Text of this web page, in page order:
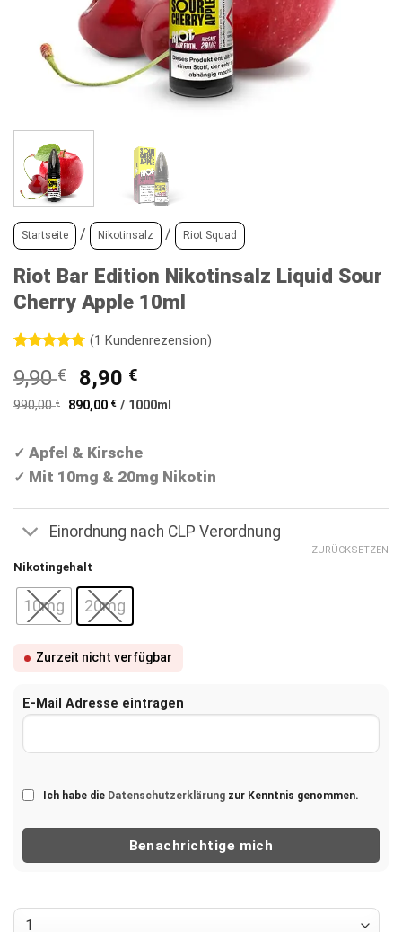
Startseite / Nikotinsalz / Riot Squad
Riot Bar Edition Nikotinsalz Liquid Sour
Cherry Apple 10ml
mit5von
5, basierend
auf
(1 Kundenrezension)
9,90€
Ursprünglicher
Preis
war:
9,90 €
8,90 €Aktueller
Preis
990,00€ 890,00€ / 1000ml
✓ Apfel & Kirsche
✓ Mit 10mg & 20mg Nikotin
Einordnung nach CLP Verordnung
Nikotingehalt
10mg 20mg
ZURÜCKSETZEN
Zurzeit nicht verfügbar
E-Mail Adresse eintragen
Ich habe die Datenschutzerklärung zur Kenntnis genommen.
Benachrichtige mich
Riot Bar Edition Nikotinsalz Liquid Sour Cherry Apple 10ml